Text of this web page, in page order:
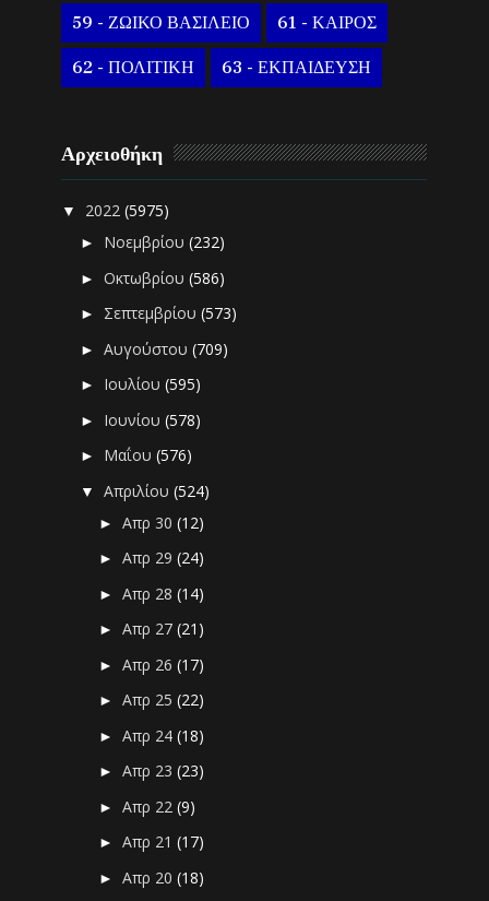
59 - ΖΩΙΚΟ ΒΑΣΙΛΕΙΟ 61 - ΚΑΙΡΟΣ
62 - ΠΟΛΙΤΙΚΗ 63 - ΕΚΠΑΙΔΕΥΣΗ
Αρχειοθήκη
▼ 2022(5975)
► Νοεμβρίου(232)
►Οκτωβρίου(586)
► Σεπτεμβρίου(573)
►Αυγούστου(709)
► Ιουλίου(595)
► Ιουνίου(578)
► Μαΐου(576)
▼Απριλίου(524)
►Απρ 30(12)
►Απρ 29(24)
►Απρ 28(14)
►Απρ 27(21)
►Απρ 26(17)
►Απρ 25(22)
►Απρ 24(18)
►Απρ 23(23)
►Απρ 22(9)
►Απρ 21(17)
►Απρ 20(18)